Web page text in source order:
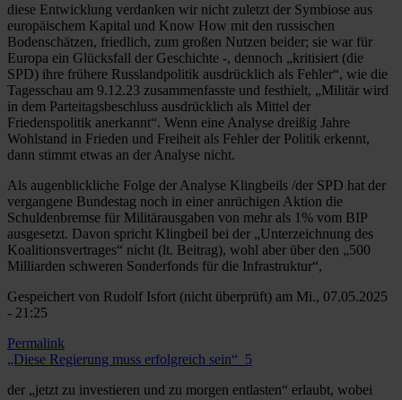
diese Entwicklung verdanken wir nicht zuletzt der Symbiose aus
europäischem Kapital und Know How mit den russischen
Bodenschätzen, friedlich, zum großen Nutzen beider; sie war für
Europa ein Glücksfall der Geschichte -, dennoch „kritisiert (die
SPD) ihre frühere Russlandpolitik ausdrücklich als Fehler“, wie die
Tagesschau am 9.12.23 zusammenfasste und festhielt, „Militär wird
in dem Parteitagsbeschluss ausdrücklich als Mittel der
Friedenspolitik anerkannt“. Wenn eine Analyse dreißig Jahre
Wohlstand in Frieden und Freiheit als Fehler der Politik erkennt,
dann stimmt etwas an der Analyse nicht.
Als augenblickliche Folge der Analyse Klingbeils /der SPD hat der
vergangene Bundestag noch in einer anrüchigen Aktion die
Schuldenbremse für Militärausgaben von mehr als 1% vom BIP
ausgesetzt. Davon spricht Klingbeil bei der „Unterzeichnung des
Koalitionsvertrages“ nicht (lt. Beitrag), wohl aber über den „500
Milliarden schweren Sonderfonds für die Infrastruktur“,
Gespeichert von Rudolf Isfort (nicht überprüft) am Mi., 07.05.2025
- 21:25
Permalink
„Diese Regierung muss erfolgreich sein“_5
der „jetzt zu investieren und zu morgen entlasten“ erlaubt, wobei